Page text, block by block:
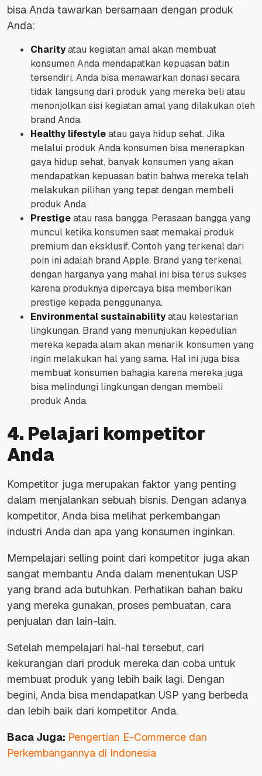
bisa Anda tawarkan bersamaan dengan produk
Anda:
Charityatau kegiatan amal akan membuat
konsumen Anda mendapatkan kepuasan batin
tersendiri. Anda bisa menawarkan donasi secara
tidak langsung dari produk yang mereka beli atau
menonjolkan sisi kegiatan amal yang dilakukan oleh
brand Anda.
Healthy lifestyleatau gaya hidup sehat. Jika
melalui produk Anda konsumen bisa menerapkan
gaya hidup sehat, banyak konsumen yang akan
mendapatkan kepuasan batin bahwa mereka telah
melakukan pilihan yang tepat dengan membeli
produk Anda.
Prestigeatau rasa bangga. Perasaan bangga yang
muncul ketika konsumen saat memakai produk
premium dan eksklusif. Contoh yang terkenal dari
poin ini adalah brand Apple. Brand yang terkenal
dengan harganya yang mahal ini bisa terus sukses
karena produknya dipercaya bisa memberikan
prestige kepada penggunanya.
Environmental sustainabilityatau kelestarian
lingkungan. Brand yang menunjukan kepedulian
mereka kepada alam akan menarik konsumen yang
ingin melakukan hal yang sama. Hal ini juga bisa
membuat konsumen bahagia karena mereka juga
bisa melindungi lingkungan dengan membeli
produk Anda.
4. Pelajari kompetitor
Anda
Kompetitor juga merupakan faktor yang penting
dalam menjalankan sebuah bisnis. Dengan adanya
kompetitor, Anda bisa melihat perkembangan
industri Anda dan apa yang konsumen inginkan.
Mempelajari selling point dari kompetitor juga akan
sangat membantu Anda dalam menentukan USP
yang brand ada butuhkan. Perhatikan bahan baku
yang mereka gunakan, proses pembuatan, cara
penjualan dan lain-lain.
Setelah mempelajari hal-hal tersebut, cari
kekurangan dari produk mereka dan coba untuk
membuat produk yang lebih baik lagi. Dengan
begini, Anda bisa mendapatkan USP yang berbeda
dan lebih baik dari kompetitor Anda.
Baca Juga: Pengertian E-Commerce dan
Perkembangannya di Indonesia